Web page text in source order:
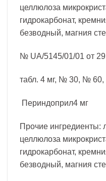
целлюлоза
гидрокарбонат,
безводный, магния
№ UA/5145/01/01 от
табл. 4 мг, № 30, №
Периндоприл4 мг
Прочие ингредиенты:
целлюлоза
гидрокарбонат,
безводный, магния